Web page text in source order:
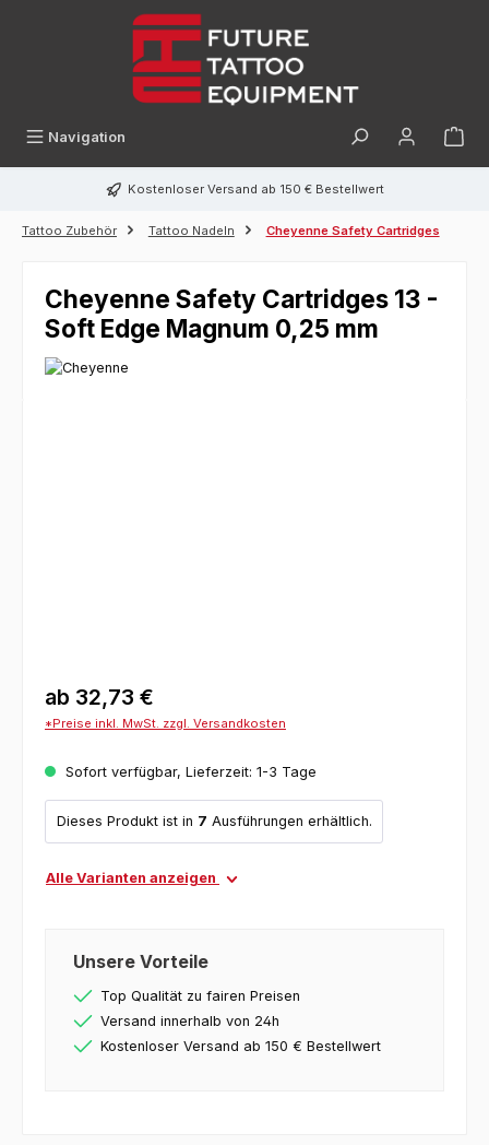
Navigation
Kostenloser Versand ab 150 € Bestellwert
Tattoo Zubehör Tattoo Nadeln Cheyenne Safety Cartridges
Cheyenne Safety Cartridges 13 -
Soft Edge Magnum 0,25 mm
ab 32,73 €
*Preise inkl. MwSt. zzgl. Versandkosten
Sofort verfügbar, Lieferzeit: 1-3 Tage
Dieses Produkt ist in 7 Ausführungen erhältlich.
Alle Varianten anzeigen
Unsere Vorteile
Top Qualität zu fairen Preisen
Versand innerhalb von 24h
Kostenloser Versand ab 150 € Bestellwert